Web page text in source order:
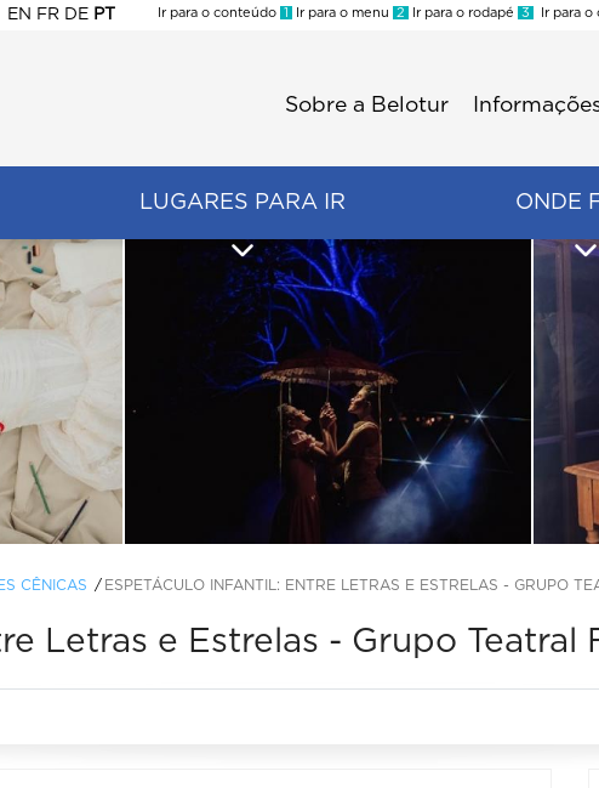
EN FR DE PT
Ir para o conteúdo 1 Ir para o menu 2 Ir para o rodapé 3 Ir para o
Sobre a Belotur
LUGARES PARA IR ONDE
CÊNICAS ESPETÁCULO INFANTIL: ENTRE LETRAS E ESTRELAS - GRUPO
Letras e Estrelas - Grupo Teatral